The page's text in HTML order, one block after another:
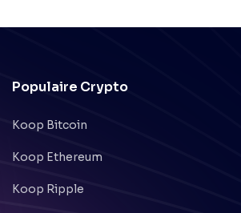
Populaire Crypto
Koop Bitcoin
Koop Ethereum
Koop Ripple